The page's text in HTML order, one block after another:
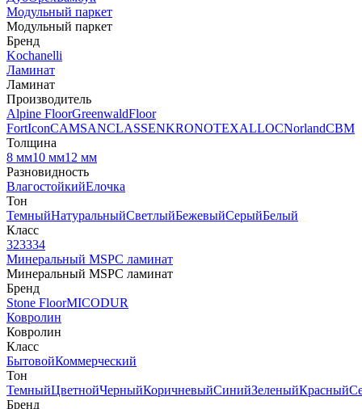
Модульный паркет
Модульный паркет
Бренд
Kochanelli
Ламинат
Ламинат
Производитель
Alpine FloorGreenwaldFloor
FortIconCAMSANCLASSENKRONOTEXALLOCNorlandCBM
Толщина
8 мм10 мм12 мм
Разновидность
ВлагостойкийЕлочка
Тон
ТемныйНатуральныйСветлыйБежевыйСерыйБелый
Класс
323334
Минеральный MSPC ламинат
Минеральный MSPC ламинат
Бренд
Stone FloorMICODUR
Ковролин
Ковролин
Класс
БытовойКоммерческий
Тон
ТемныйЦветнойЧерныйКоричневыйСинийЗеленыйКрасный
Бренд